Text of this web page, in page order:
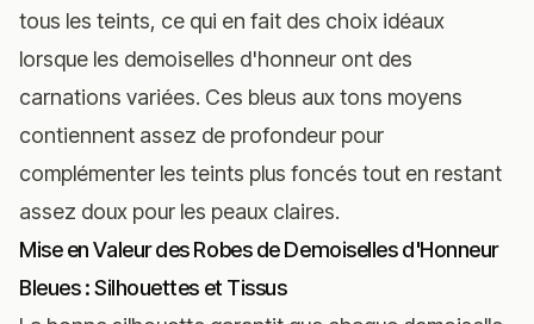
tous les teints, ce qui en fait des choix idéaux
lorsque les demoiselles d'honneur ont des
carnations variées. Ces bleus aux tons moyens
contiennent assez de profondeur pour
complémenter les teints plus foncés tout en restant
assez doux pour les peaux claires.
Mise en Valeur des Robes de Demoiselles d'Honneur
Bleues : Silhouettes et Tissus